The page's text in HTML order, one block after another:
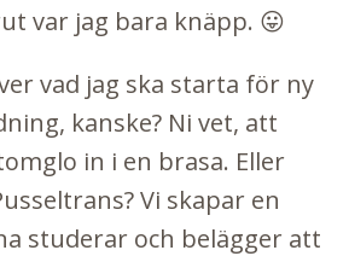
var jag bara knäpp. 😛
vad jag ska starta för ny
kanske? Ni vet, att
in i en brasa. Eller
Vi skapar en
studerar och belägger att